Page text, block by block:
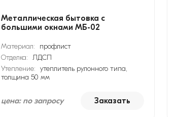
Металлическая бытовка с
большими окнами МБ-02
Материал:
профлист
Отделка: ЛДСП
Утепление: утеплитель рулонного типа,
толщина 50 мм
цена: по запросу Заказать